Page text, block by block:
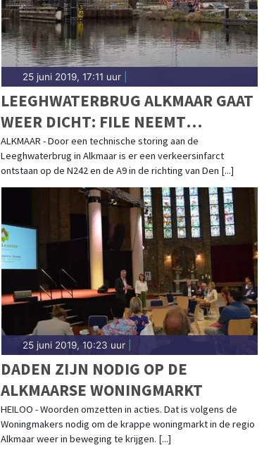
25 juni 2019, 17:11 uur|
LEEGHWATERBRUG ALKMAAR GAAT
WEER DICHT: FILE NEEMT
LANGZAAM AF
ALKMAAR - Door een technische storing aan de
Leeghwaterbrug in Alkmaar is er een verkeersinfarct
ontstaan op de N242 en de A9 in de richting van Den [...]
25 juni 2019, 10:23 uur|
DADEN ZIJN NODIG OP DE
ALKMAARSE WONINGMARKT
HEILOO - Woorden omzetten in acties. Dat is volgens de
Woningmakers nodig om de krappe woningmarkt in de regio
Alkmaar weer in beweging te krijgen. [...]